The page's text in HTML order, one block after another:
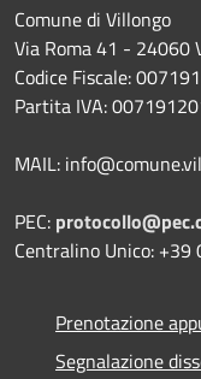
Comune di Villongo
Via Roma 41 - 24060
Codice Fiscale:
Partita IVA:
MAIL:
PEC:
Centralino Unico:
Prenotazione
Segnalazione